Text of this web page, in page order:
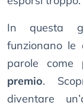
In questa
funzionano le
parole come
premio.
diventare